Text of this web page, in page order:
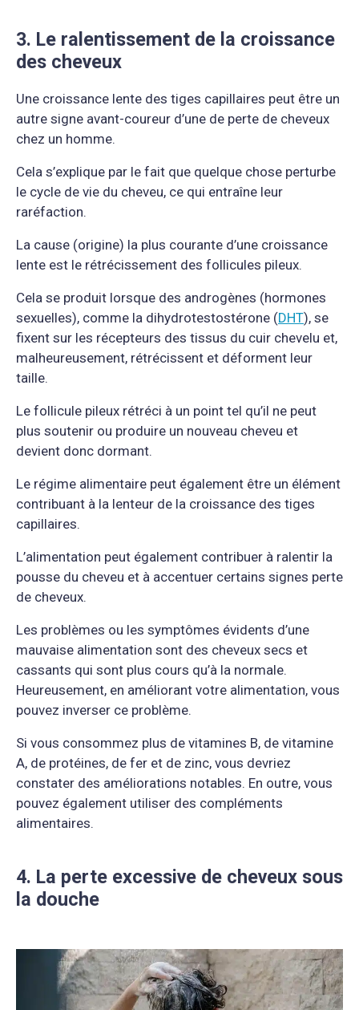
3. Le ralentissement de la croissance
des cheveux
Une croissance lente des tiges capillaires peut être un
autre signe avant-coureur d’une de perte de cheveux
chez un homme.
Cela s’explique par le fait que quelque chose perturbe
le cycle de vie du cheveu, ce qui entraîne leur
raréfaction.
La cause (origine) la plus courante d’une croissance
lente est le rétrécissement des follicules pileux.
Cela se produit lorsque des androgènes (hormones
sexuelles), comme la dihydrotestostérone (DHT), se
fixent sur les récepteurs des tissus du cuir chevelu et,
malheureusement, rétrécissent et déforment leur
taille.
Le follicule pileux rétréci à un point tel qu’il ne peut
plus soutenir ou produire un nouveau cheveu et
devient donc dormant.
Le régime alimentaire peut également être un élément
contribuant à la lenteur de la croissance des tiges
capillaires.
L’alimentation peut également contribuer à ralentir la
pousse du cheveu et à accentuer certains signes perte
de cheveux.
Les problèmes ou les symptômes évidents d’une
mauvaise alimentation sont des cheveux secs et
cassants qui sont plus cours qu’à la normale.
Heureusement, en améliorant votre alimentation, vous
pouvez inverser ce problème.
Si vous consommez plus de vitamines B, de vitamine
A, de protéines, de fer et de zinc, vous devriez
constater des améliorations notables. En outre, vous
pouvez également utiliser des compléments
alimentaires.
4. La perte excessive de cheveux sous
la douche